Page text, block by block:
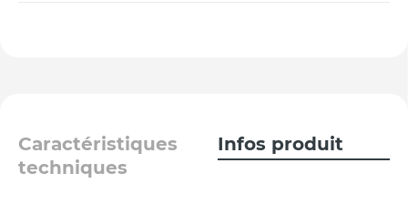
Caractéristiques
techniques
Infos produit